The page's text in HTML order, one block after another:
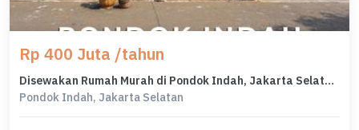
Rp 400 Juta /tahun
Disewakan Rumah Murah di Pondok Indah, Jakarta Selatan, LT 405m²
Pondok Indah, Jakarta Selatan